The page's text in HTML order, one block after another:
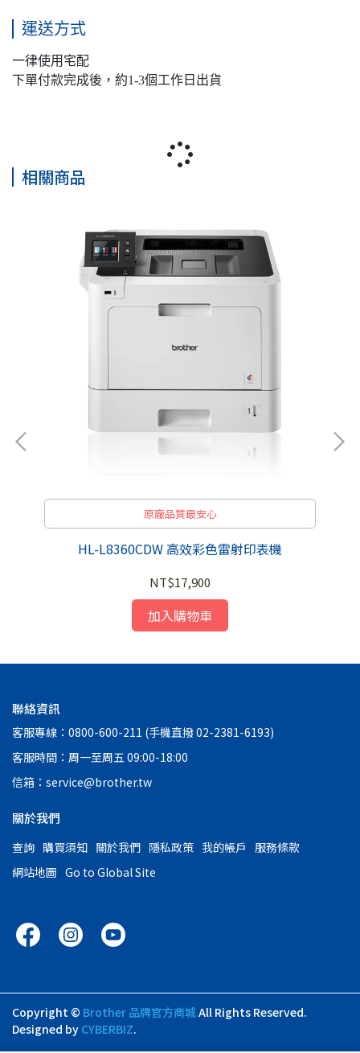
運送方式
一律使用宅配
下單付款完成後，約1-3個工作日出貨
相關商品
原廠品質最安心
HL-L8360CDW 高效彩色雷射印表機
NT$17,900
加入購物車
聯絡資訊
客服專線：0800-600-211 (手機直撥 02-2381-6193)
客服時間：周一至周五 09:00-18:00
信箱：service@brother.tw
關於我們
查詢 購買須知 關於我們 隱私政策 我的帳戶
服務條款
網站地圖 Go to Global Site
Copyright © Brother 品牌官方商城All Rights Reserved.
Designed by CYBERBIZ.